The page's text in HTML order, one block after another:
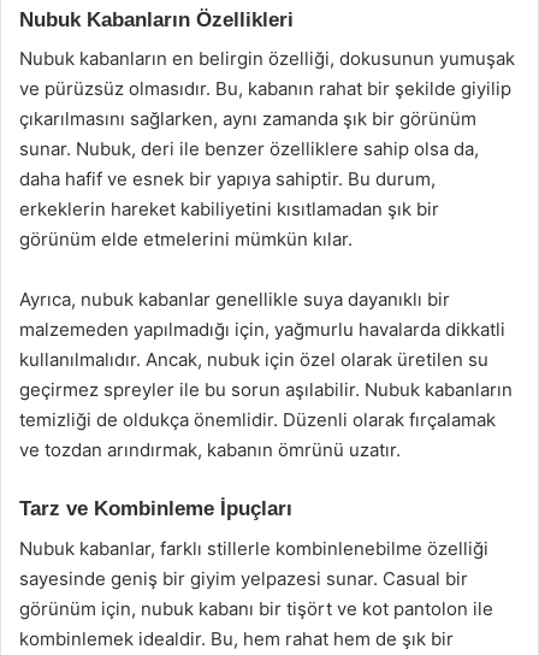
Nubuk Kabanların Özellikleri
Nubuk kabanların en belirgin özelliği, dokusunun yumuşak
ve pürüzsüz olmasıdır. Bu, kabanın rahat bir şekilde giyilip
çıkarılmasını sağlarken, aynı zamanda şık bir görünüm
sunar. Nubuk, deri ile benzer özelliklere sahip olsa da,
daha hafif ve esnek bir yapıya sahiptir. Bu durum,
erkeklerin hareket kabiliyetini kısıtlamadan şık bir
görünüm elde etmelerini mümkün kılar.
Ayrıca, nubuk kabanlar genellikle suya dayanıklı bir
malzemeden yapılmadığı için, yağmurlu havalarda dikkatli
kullanılmalıdır. Ancak, nubuk için özel olarak üretilen su
geçirmez spreyler ile bu sorun aşılabilir. Nubuk kabanların
temizliği de oldukça önemlidir. Düzenli olarak fırçalamak
ve tozdan arındırmak, kabanın ömrünü uzatır.
Tarz ve Kombinleme İpuçları
Nubuk kabanlar, farklı stillerle kombinlenebilme özelliği
sayesinde geniş bir giyim yelpazesi sunar. Casual bir
görünüm için, nubuk kabanı bir tişört ve kot pantolon ile
kombinlemek idealdir. Bu, hem rahat hem de şık bir